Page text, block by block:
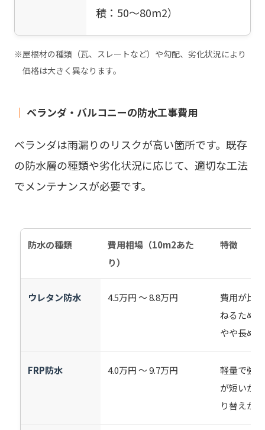
積：50〜80m2）
※屋根材の種類（瓦、スレートなど）や勾配、劣化状況により
価格は大きく異なります。
｜ ベランダ・バルコニーの防水工事費用
ベランダは雨漏りのリスクが高い箇所です。既存
の防水層の種類や劣化状況に応じて、適切な工法
でメンテナンスが必要です。
防水の種類
費用相場（10m2あた
り）
特徴
ウレタン防水 4.5万円 ～ 8.8万円
費用が比
ねるため
やや長め。
FRP防水 4.0万円 ～ 9.7万円
軽量で強
が短いが
り替えが